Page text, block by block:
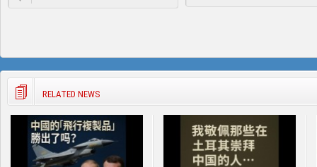
RELATED NEWS